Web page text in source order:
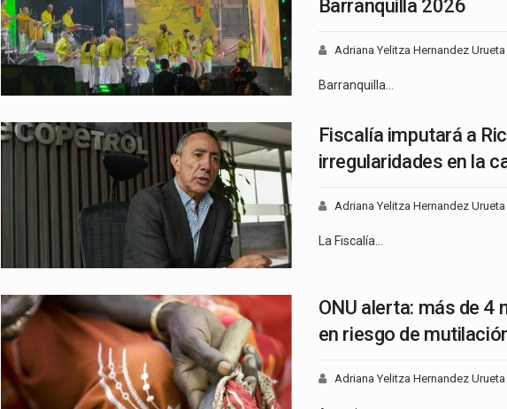
Barranquilla 2026
Adriana Yelitza Hernandez Urueta
Barranquilla…
Fiscalía imputará a
irregularidades en la
Adriana Yelitza Hernandez Urueta
La Fiscalía…
ONU alerta: más de 4
en riesgo de
Adriana Yelitza Hernandez Urueta